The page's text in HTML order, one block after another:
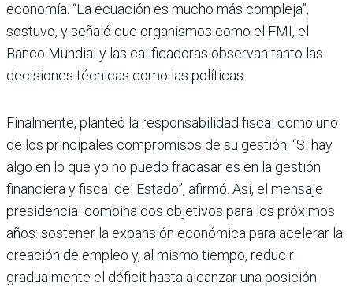
economía. “La ecuación es mucho más compleja”,
sostuvo, y señaló que organismos como el FMI, el
Banco Mundial y las cali­ficadoras observan tanto las
decisiones técnicas como las políticas.
Finalmente, planteó la res­ponsabilidad fiscal como uno
de los principales compromi­sos de su gestión. “Si hay
algo en lo que yo no puedo fraca­sar es en la gestión
financiera y fiscal del Estado”, afirmó. Así, el mensaje
presidencial combina dos objetivos para los próximos
años: sostener la expansión económica para acelerar la
creación de empleo y, al mismo tiempo, reducir
gradualmente el déficit hasta alcanzar una posición